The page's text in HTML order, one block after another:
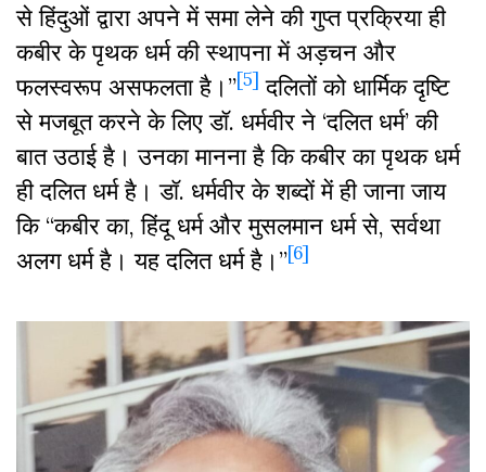
से हिंदुओं द्वारा अपने में समा लेने की गुप्त प्रक्रिया ही
कबीर के पृथक धर्म की स्थापना में अड़चन और
फलस्वरूप असफलता है।”[5] दलितों को धार्मिक दृष्टि
से मजबूत करने के लिए डॉ. धर्मवीर ने ‘दलित धर्म’ की
बात उठाई है। उनका मानना है कि कबीर का पृथक धर्म
ही दलित धर्म है। डॉ. धर्मवीर के शब्दों में ही जाना जाय
कि “कबीर का, हिंदू धर्म और मुसलमान धर्म से, सर्वथा
अलग धर्म है। यह दलित धर्म है।”[6]